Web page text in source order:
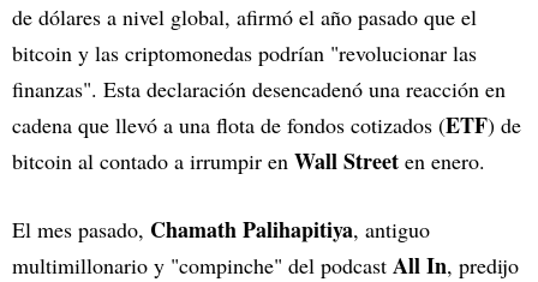
de dólares a nivel global, afirmó el año pasado que el
bitcoin y las criptomonedas podrían "revolucionar las
finanzas". Esta declaración desencadenó una reacción en
cadena que llevó a una flota de fondos cotizados (ETF) de
bitcoin al contado a irrumpir en Wall Street en enero.
El mes pasado, Chamath Palihapitiya, antiguo
multimillonario y "compinche" del podcast All In, predijo